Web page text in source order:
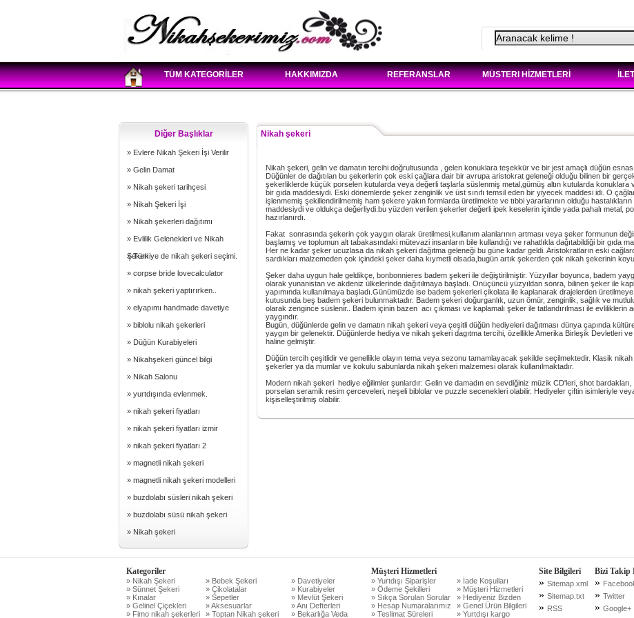
TÜM KATEGORİLER HAKKIMIZDA REFERANSLAR MÜSTERI HİZMETLERİ
Diğer Başlıklar
» Evlere Nikah Şekeri İşi Verilir
» Gelin Damat
» Nikah şekeri tarihçesi
» Nikah Şekeri İşi
» Nikah şekerleri dağıtımı
» Evlilik Gelenekleri ve Nikah
Şekeri
» Türkiye de nikah şekeri seçimi.
» corpse bride lovecalculator
» nikah şekeri yaptırırken..
» elyapımı handmade davetiye
» biblolu nikah şekerleri
» Düğün Kurabiyeleri
» Nikahşekeri güncel bilgi
» Nikah Salonu
» yurtdışında evlenmek.
» nikah şekeri fiyatları
» nikah şekeri fiyatları izmir
» nikah şekeri fiyatları 2
» magnetli nikah şekeri
» magnetli nikah şekeri modelleri
» buzdolabı süsleri nikah şekeri
» buzdolabı süsü nikah şekeri
» Nikah şekeri
Nikah şekeri
Nikah şekeri, gelin ve damatın tercihi doğrultusunda , gelen konuklara teşekkür ve bir jest amaçlı düğün
Düğünler de dağıtılan bu şekerlerin çok eski çağlara dair bir avrupa aristokrat geleneği olduğu bilinen bir
şekerliklerde küçük porselen kutularda veya değerli taşlarla süslenmiş metal,gümüş altın kutularda konuklara
bir gıda maddesiydi. Eski dönemlerde şeker zenginlik ve üst sınıfı temsil eden bir yiyecek maddesi idi. O
işlenmemiş şekillendirilmemiş ham şekere yakın formlarda üretilmekte ve tıbbi yararlarının olduğu
maddesiydi ve oldukça değerliydi.bu yüzden verilen şekerler değerli ipek keselerin içinde yada pahalı metal,
hazırlanırdı.
Fakat sonrasında şekerin çok yaygın olarak üretilmesi,kullanım alanlarının artması veya şeker formunun
başlamış ve toplumun alt tabakasındaki mütevazi insanların bile kullandığı ve rahatlıkla dağıtabildiği bir gıda
Her ne kadar şeker ucuzlasa da nikah şekeri dağıtma geleneği bu güne kadar geldi. Aristokratların eski
sardıkları malzemeden çok içindeki şeker daha kıymetli olsada,bugün artık şekerden çok nikah şekerinin
Şeker daha uygun hale geldikçe, bonbonnieres badem şekeri ile değiştirilmiştir. Yüzyıllar boyunca, badem
olarak yunanistan ve akdeniz ülkelerinde dağıtılmaya başladı. Onüçüncü yüzyıldan sonra, bilinen şeker ile
yapımında kullanılmaya başladı.Günümüzde ise badem şekerleri çikolata ile kaplanarak drajelerden
kutusunda beş badem şekeri bulunmaktadır. Badem şekeri doğurganlık, uzun ömür, zenginlik, sağlık ve
olarak zengince süslenir.. Badem içinin bazen acı çıkması ve kaplamalı şeker ile tatlandırılması ile evliliklerin
yaygındır.
Bugün, düğünlerde gelin ve damatın nikah şekeri veya çeşitli düğün hediyeleri dağıtması dünya çapında
yaygın bir gelenektir. Düğünlerde hediya ve nikah şekeri dagıtma tercihi, özellikle Amerika Birleşik Devletleri ve
haline gelmiştir.
Düğün tercih çeşitlidir ve genellikle olayın tema veya sezonu tamamlayacak şekilde seçilmektedir. Klasik
şekerler ya da mumlar ve kokulu sabunlarda nikah şekeri malzemesi olarak kullanılmaktadır.
Modern nikah şekeri hediye eğilimler şunlardır: Gelin ve damadın en sevdiğiniz müzik CD'leri, shot
porselan seramik resim çerceveleri, neşeli biblolar ve puzzle secenekleri olabilir. Hediyeler çiftin isimleriyle
kişiselleştirilmiş olabilir.
Kategoriler
» Nikah Şekeri » Bebek Şekeri
» Davetiyeler
» Sünnet Şekeri
» Çikolatalar
» Kurabiyeler
» Kınalar
» Sepetler
» Mevlüt Şekeri
» Gelinel Çiçekleri
» Aksesuarlar
» Anı Defterleri
» Fimo nikah şekerleri
» Toptan Nikah şekeri » Bekarlığa Veda
Müşteri Hizmetleri
» Yurtdışı Siparişler
» İade Koşulları
» Ödeme Şekilleri
» Müşteri Hizmetleri
» Sıkça Sorulan Sorular
» Hediyeniz Bizden
» Hesap Numaralarımız
» Genel Ürün Bilgileri
» Teslimat Süreleri
» Yurtdışı kargo
Site Bilgileri
» Sitemap.xml
» Sitemap.txt
» RSS
Bizi Takip
»
» Twitter
» Google+